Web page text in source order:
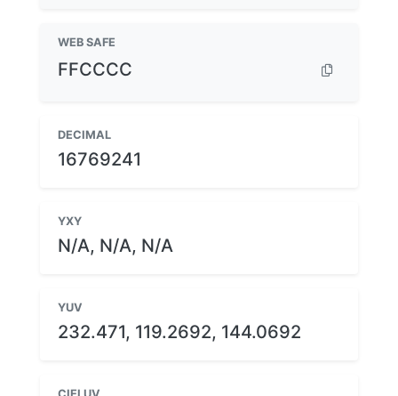
WEB SAFE
FFCCCC
DECIMAL
16769241
YXY
N/A, N/A, N/A
YUV
232.471, 119.2692, 144.0692
CIELUV